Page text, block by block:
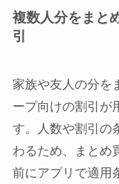
複数人分をまと
引
家族や友人の分を
ープ向けの割引が
す。人数や割引の
わるため、まとめ
前にアプリで適用